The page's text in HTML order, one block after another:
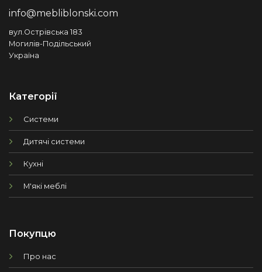
info@mebliblonski.com
вул.Острівська 183
Могилів-Подільський
Україна
Категорії
Системи
Дитячі системи
Кухні
М'які меблі
Покупцю
Про нас